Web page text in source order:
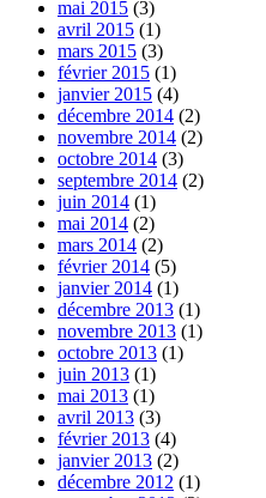
mai 2015 (3)
avril 2015 (1)
mars 2015 (3)
février 2015 (1)
janvier 2015 (4)
décembre 2014 (2)
novembre 2014 (2)
octobre 2014 (3)
septembre 2014 (2)
juin 2014 (1)
mai 2014 (2)
mars 2014 (2)
février 2014 (5)
janvier 2014 (1)
décembre 2013 (1)
novembre 2013 (1)
octobre 2013 (1)
juin 2013 (1)
mai 2013 (1)
avril 2013 (3)
février 2013 (4)
janvier 2013 (2)
décembre 2012 (1)